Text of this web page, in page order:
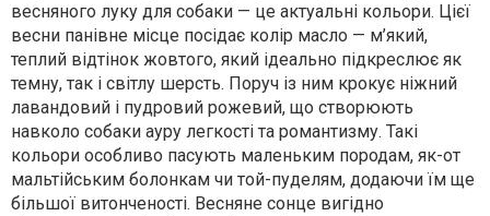
весняного луку для собаки — це актуальні кольори. Цієї
весни панівне місце посідає колір масло — м’який,
теплий відтінок жовтого, який ідеально підкреслює як
темну, так і світлу шерсть. Поруч із ним крокує ніжний
лавандовий і пудровий рожевий, що створюють
навколо собаки ауру легкості та романтизму. Такі
кольори особливо пасують маленьким породам, як-от
мальтійським болонкам чи той-пуделям, додаючи їм ще
більшої витонченості. Весняне сонце вигідно